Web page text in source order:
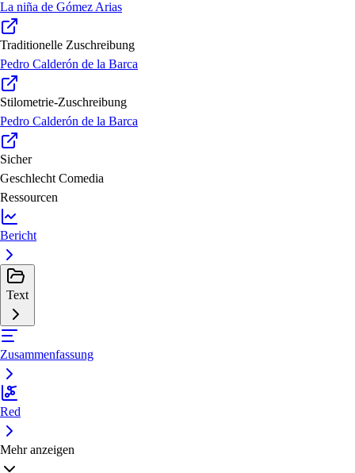
La niña de Gómez Arias
Traditionelle Zuschreibung
Pedro Calderón de la Barca
Stilometrie-Zuschreibung
Pedro Calderón de la Barca
Sicher
Geschlecht Comedia
Ressourcen
Bericht
Text
Zusammenfassung
Red
Mehr anzeigen